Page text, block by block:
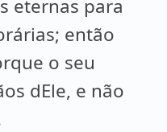
eternas para
então
o seu
dEle, e não